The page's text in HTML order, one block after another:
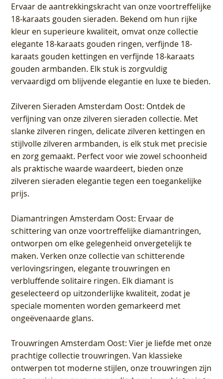
Ervaar de aantrekkingskracht van onze voortreffelijke
18-karaats gouden sieraden. Bekend om hun rijke
kleur en superieure kwaliteit, omvat onze collectie
elegante 18-karaats gouden ringen, verfijnde 18-
karaats gouden kettingen en verfijnde 18-karaats
gouden armbanden. Elk stuk is zorgvuldig
vervaardigd om blijvende elegantie en luxe te bieden.
Zilveren Sieraden Amsterdam Oost: Ontdek de
verfijning van onze zilveren sieraden collectie. Met
slanke zilveren ringen, delicate zilveren kettingen en
stijlvolle zilveren armbanden, is elk stuk met precisie
en zorg gemaakt. Perfect voor wie zowel schoonheid
als praktische waarde waardeert, bieden onze
zilveren sieraden elegantie tegen een toegankelijke
prijs.
Diamantringen Amsterdam Oost: Ervaar de
schittering van onze voortreffelijke diamantringen,
ontworpen om elke gelegenheid onvergetelijk te
maken. Verken onze collectie van schitterende
verlovingsringen, elegante trouwringen en
verbluffende solitaire ringen. Elk diamant is
geselecteerd op uitzonderlijke kwaliteit, zodat je
speciale momenten worden gemarkeerd met
ongeëvenaarde glans.
Trouwringen Amsterdam Oost: Vier je liefde met onze
prachtige collectie trouwringen. Van klassieke
ontwerpen tot moderne stijlen, onze trouwringen zijn